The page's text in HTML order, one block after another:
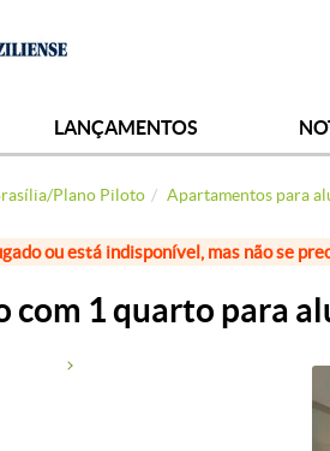
LANÇAMENTOS
Plano Piloto Apartamentos para
ou está indisponível, mas não se
1 quarto para